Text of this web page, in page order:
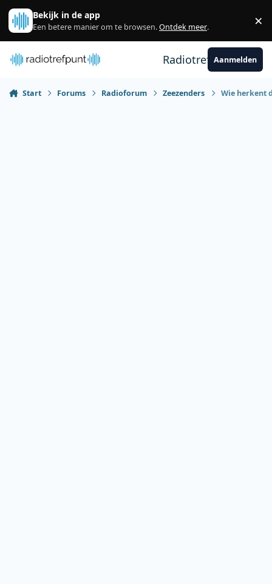
Spring naar bijdragen
Bekijk in de app
Een betere manier om te browsen.Ontdek meer. ×
RadiotrefpuntAanmelden
Start Forums Radioforum Zeezenders Wie herkent